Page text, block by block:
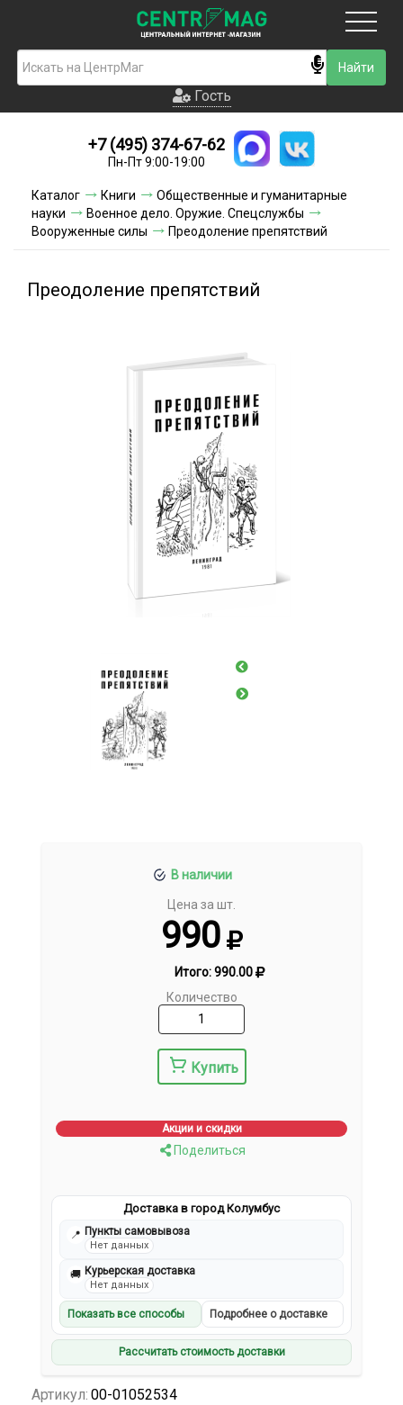
Гость
Новинки
Условия доставки
Условия оплаты
Гость
+7 (495) 374-67-62
Пн-Пт 9:00-19:00
Каталог Книги
Общественные и гуманитарные
науки
Военное дело. Оружие. Спецслужбы
Вооруженные силы
Преодоление препятствий
Преодоление препятствий
В наличии
Цена за шт.
990
Итого:990.00
Количество
Купить
Акции и скидки
Поделиться
Доставка в город Колумбус
📍 Пункты самовывоза
Нет данных
🚚 Курьерская доставка
Нет данных
Показать все способы Подробнее о доставке
Рассчитать стоимость доставки
Артикул: 00-01052534